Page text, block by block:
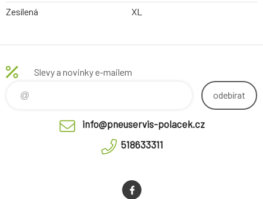
Zesílená
XL
Slevy a novinky e-mailem
odebírat
info@pneuservis-polacek.cz
518633311